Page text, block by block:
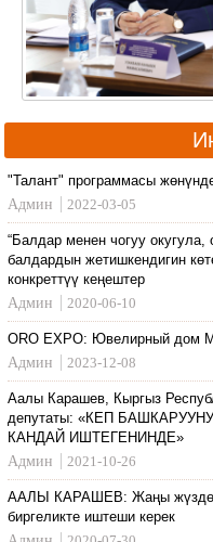
"Талант" программасы
Админ
2022-03-05
“Балдар менен чогуу
балдардын жетишкендигин
конкреттүү кеңештер
Админ
2020-06-10
ORO EXPO: Ювелирный дом
Админ
2023-12-08
Аалы Карашев, Кыргыз
депутаты: «КЕП
КАНДАЙ ИШТЕГЕНИНДЕ»
Админ
2021-10-26
ААЛЫ КАРАШЕВ: Жаңы жүздөр
биргеликте иштеши керек